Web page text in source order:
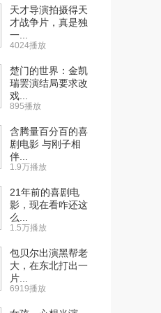
天才导演拍摄得天
才战争片，真是独
一...
4024播放
楚门的世界：金凯
瑞罢演结局要求改
戏...
895播放
含腾量百分百的喜
剧电影 与刚子相
伴...
1.9万播放
21年前的喜剧电
影，现在看咋还这
么...
1.5万播放
包贝尔出演黑帮老
大，在东北打出一
片...
6919播放